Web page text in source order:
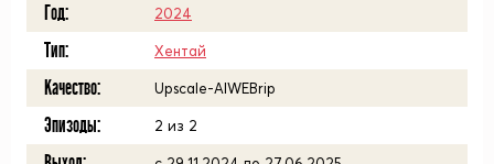
Год: 2024
Тип: Хентай
Качество: Upscale-AIWEBrip
Эпизоды: 2 из 2